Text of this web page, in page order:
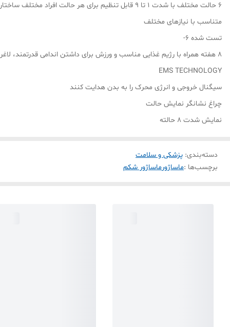
6 حالت مختلف با شدت 1 تا 9 قابل تنظیم برای هر حالت افراد مختلف ساختار بدن متفاوتی دارند، ABS حالتهای مختلفی برای کمک به بازسازی سلول ها از شکل و جهت موج متفاوت دارد.
متناسب با نیازهای مختلف
تست شده 6-
8 هفته همراه با رژیم غذایی مناسب و ورزش برای داشتن اندامی قدرتمند، لاغر و جذاب.
EMS TECHNOLOGY
سیگنال خروجی و انرژی محرک را به بدن هدایت کنند
چراغ نشانگر نمایش حالت
نمایش شدت ۸ حالته
دسته‌بندی: پزشکی و سلامت
برچسب‌ها :ماساژورماساژور شکم